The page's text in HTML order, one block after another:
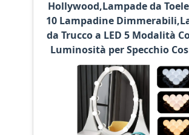
Hollywood,Lampade da
10 Lampadine
da Trucco a LED 5 Modalità
Luminosità per Specchio